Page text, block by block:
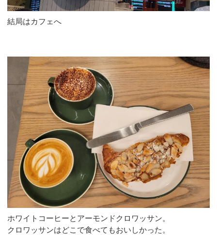
結局はカフェへ
ホワイトコーヒーとアーモンドクロワッサン。
クロワッサンはどこで食べてもおいしかった。